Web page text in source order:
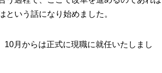
いう話になり始めました。
月からは正式に現職に就任いたしまし